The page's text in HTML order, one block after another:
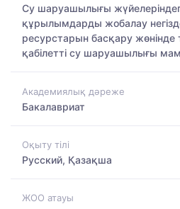
Су шаруашылығы
құрылымдарды жобалау
ресурстарын басқару жөнінде
қабілетті су шаруашылығы
Академиялық дәреже
Бакалавриат
Оқыту тілі
Русский, Қазақша
ЖОО атауы